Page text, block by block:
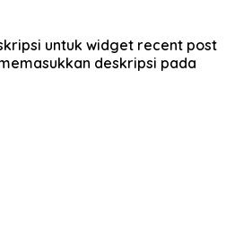
untuk widget recent post
deskripsi pada